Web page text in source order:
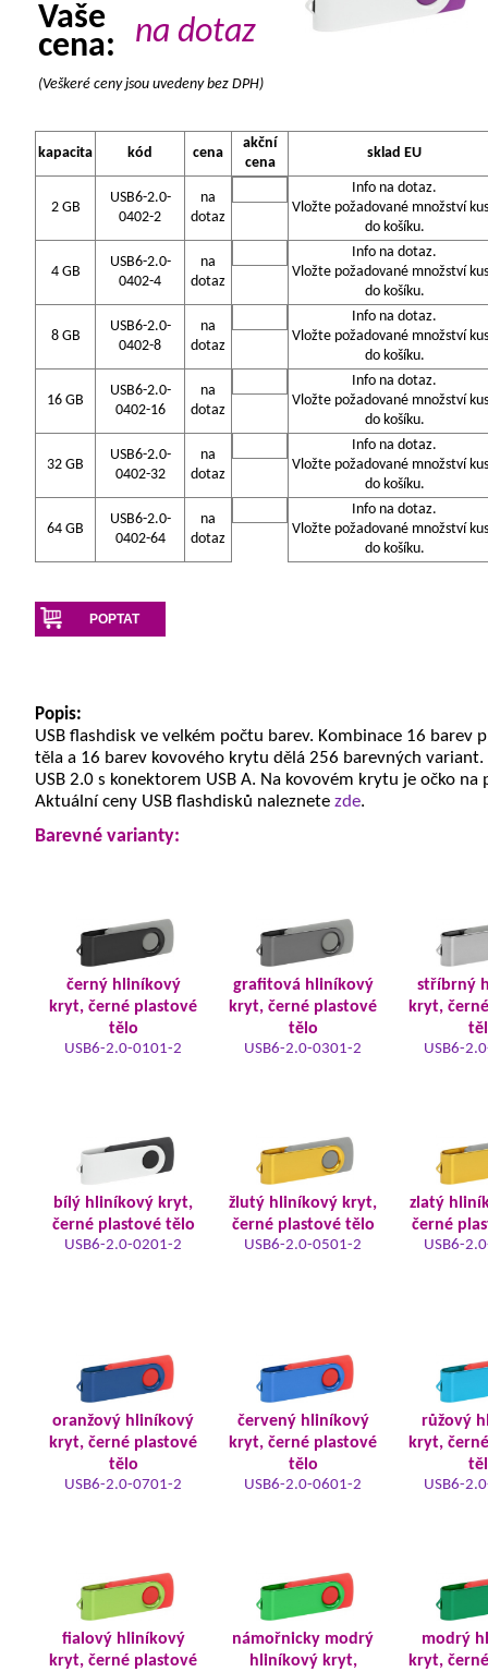
Vaše
cena:
na dotaz
(Veškeré ceny jsou uvedeny bez DPH)
kapacita kód cena
akční
cena
sklad EU
2 GB
USB6-2.0-
0402-2
na
dotaz
Info na dotaz.
Vložte požadované množství
do košíku.
4 GB
USB6-2.0-
0402-4
na
dotaz
Info na dotaz.
Vložte požadované množství
do košíku.
8 GB
USB6-2.0-
0402-8
na
dotaz
Info na dotaz.
Vložte požadované množství
do košíku.
16 GB
USB6-2.0-
0402-16
na
dotaz
Info na dotaz.
Vložte požadované množství
do košíku.
32 GB
USB6-2.0-
0402-32
na
dotaz
Info na dotaz.
Vložte požadované množství
do košíku.
64 GB
USB6-2.0-
0402-64
na
dotaz
Info na dotaz.
Vložte požadované množství
do košíku.
POPTAT
Popis:
USB flashdisk ve velkém počtu barev. Kombinace 16 barev
těla a 16 barev kovového krytu dělá 256 barevných variant.
USB 2.0 s konektorem USB A. Na kovovém krytu je očko na
Aktuální ceny USB flashdisků naleznete zde.
Barevné varianty:
černý hliníkový
kryt, černé plastové
tělo
USB6-2.0-0101-2
grafitová hliníkový
kryt, černé plastové
tělo
USB6-2.0-0301-2
stříbrný
kryt,
USB6-
bílý hliníkový kryt,
černé plastové tělo
USB6-2.0-0201-2
žlutý hliníkový kryt,
černé plastové tělo
USB6-2.0-0501-2
zlatý
černé
USB6-
oranžový hliníkový
kryt, černé plastové
tělo
USB6-2.0-0701-2
červený hliníkový
kryt, černé plastové
tělo
USB6-2.0-0601-2
růžový
kryt,
USB6-
fialový hliníkový
kryt, černé plastové
námořnicky modrý
hliníkový kryt,
modrý
kryt,